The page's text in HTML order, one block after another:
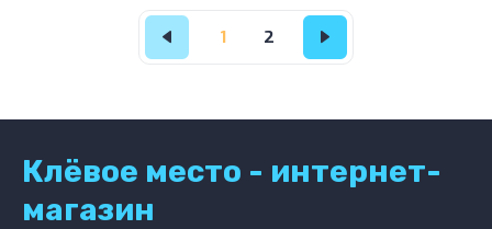
1 2
Клёвое место - интернет-
магазин